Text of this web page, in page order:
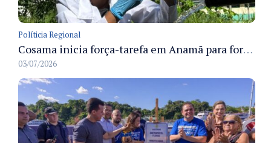
Políticia Regional
Cosama inicia força-tarefa em Anamã para fortalecer abastecimento de água e segurança hídrica da população
03/07/2026